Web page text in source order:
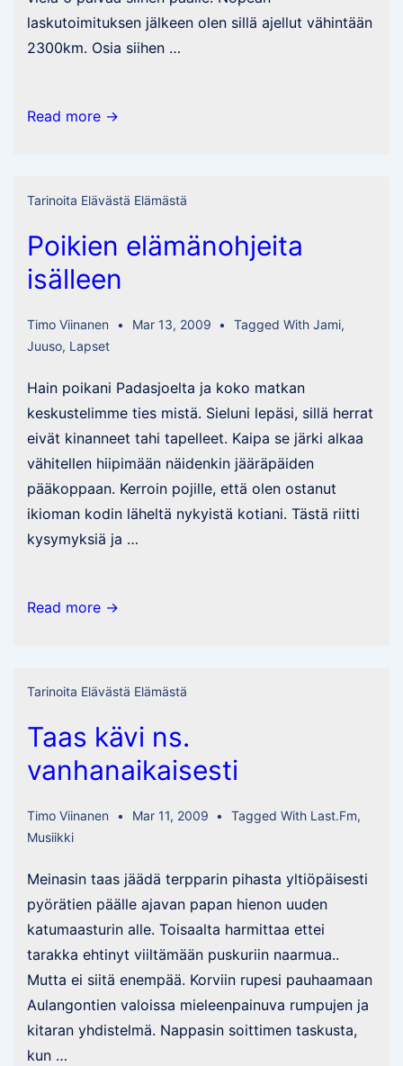
laskutoimituksen jälkeen olen sillä ajellut vähintään
2300km. Osia siihen …
Heräteostoksia
Read more →
Tarinoita Elävästä Elämästä
Poikien elämänohjeita
isälleen
Timo Viinanen Mar 13, 2009 Tagged WithJami,
Juuso, Lapset
Hain poikani Padasjoelta ja koko matkan
keskustelimme ties mistä. Sieluni lepäsi, sillä herrat
eivät kinanneet tahi tapelleet. Kaipa se järki alkaa
vähitellen hiipimään näidenkin jääräpäiden
pääkoppaan. Kerroin pojille, että olen ostanut
ikioman kodin läheltä nykyistä kotiani. Tästä riitti
kysymyksiä ja …
Poikien
Read more →
Tarinoita Elävästä Elämästä
Taas kävi ns.
vanhanaikaisesti
Timo Viinanen Mar 11, 2009 Tagged With Last.fm,
Musiikki
Meinasin taas jäädä terpparin pihasta yltiöpäisesti
pyörätien päälle ajavan papan hienon uuden
katumaasturin alle. Toisaalta harmittaa ettei
tarakka ehtinyt viiltämään puskuriin naarmua..
Mutta ei siitä enempää. Korviin rupesi pauhaamaan
Aulangontien valoissa mieleenpainuva rumpujen ja
kitaran yhdistelmä. Nappasin soittimen taskusta,
kun …